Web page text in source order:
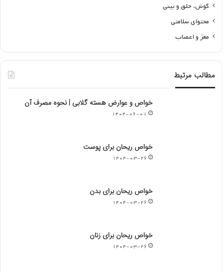
گوش، حلق و بینی
محتوای سلامتی
مغز و اعصاب
مطالب مرتبط
خواص و عوارض هسته گلابی | نحوه مصرف آن
۱۴۰۴-۰۶-۰۱
خواص ریحان برای پوست
۱۴۰۴-۰۳-۲۶
خواص ریحان برای بدن
۱۴۰۴-۰۳-۲۶
خواص ریحان برای زنان
۱۴۰۴-۰۳-۲۶